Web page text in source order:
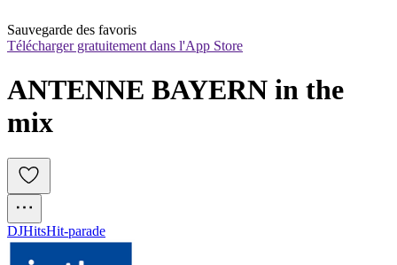
Sauvegarde des favoris
Télécharger gratuitement dans l'App Store
ANTENNE BAYERN in the
mix
DJHitsHit-parade